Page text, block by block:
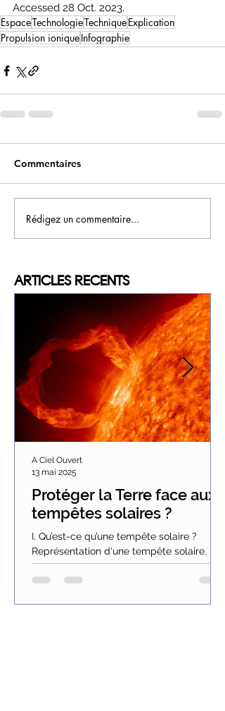
Accessed 28 Oct. 2023.
EspaceTechnologieTechniqueExplication
Propulsion ioniqueInfographie
Commentaires
Rédigez un commentaire...
ARTICLES RECENTS
Protéger la Terre face aux
tempêtes solaires ?
I. Qu’est-ce qu’une tempête solaire ?
Représentation d'une tempête solaire.
Tous les onze ans environ, lorsque l’activité
solaire...
A Ciel Ouvert
13 mai 2025